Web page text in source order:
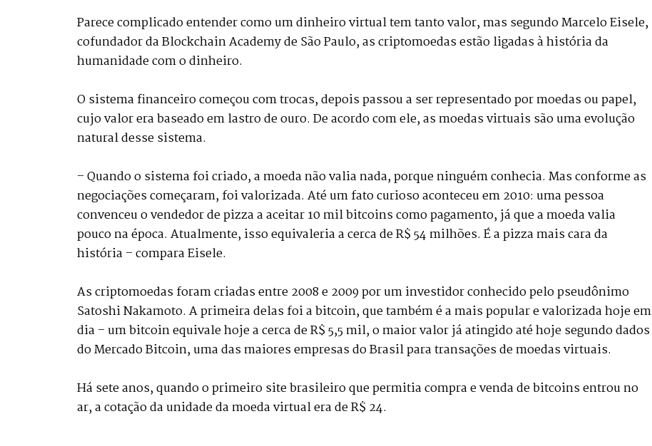
Parece complicado entender como um dinheiro virtual tem tanto valor, mas segundo Marcelo Eisele,
cofundador da Blockchain Academy de São Paulo, as criptomoedas estão ligadas à história da
humanidade com o dinheiro.
O sistema financeiro começou com trocas, depois passou a ser representado por moedas ou papel,
cujo valor era baseado em lastro de ouro. De acordo com ele, as moedas virtuais são uma evolução
natural desse sistema.
– Quando o sistema foi criado, a moeda não valia nada, porque ninguém conhecia. Mas conforme as
negociações começaram, foi valorizada. Até um fato curioso aconteceu em 2010: uma pessoa
convenceu o vendedor de pizza a aceitar 10 mil bitcoins como pagamento, já que a moeda valia
pouco na época. Atualmente, isso equivaleria a cerca de R$ 54 milhões. É a pizza mais cara da
história – compara Eisele.
As criptomoedas foram criadas entre 2008 e 2009 por um investidor conhecido pelo pseudônimo
Satoshi Nakamoto. A primeira delas foi a bitcoin, que também é a mais popular e valorizada hoje em
dia – um bitcoin equivale hoje a cerca de R$ 5,5 mil, o maior valor já atingido até hoje segundo dados
do Mercado Bitcoin, uma das maiores empresas do Brasil para transações de moedas virtuais.
Há sete anos, quando o primeiro site brasileiro que permitia compra e venda de bitcoins entrou no
ar, a cotação da unidade da moeda virtual era de R$ 24.